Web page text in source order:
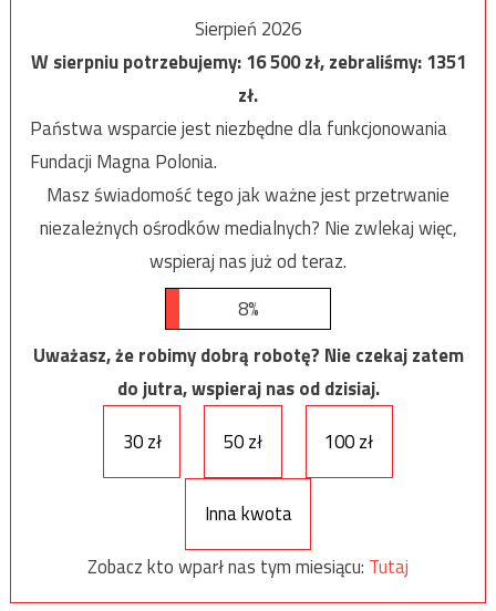
Sierpień 2026
W sierpniu potrzebujemy:16 500zł, zebraliśmy:1351
zł.
Państwa wsparcie jest niezbędne dla funkcjonowania
Fundacji Magna Polonia.
Masz świadomość tego jak ważne jest przetrwanie
niezależnych ośrodków medialnych? Nie zwlekaj więc,
wspieraj nas już od teraz.
8%
Uważasz, że robimy dobrą robotę? Nie czekaj zatem
do jutra, wspieraj nas od dzisiaj.
30 zł
50 zł 100 zł
Inna kwota
Zobacz kto wparł nas tym miesiącu: Tutaj